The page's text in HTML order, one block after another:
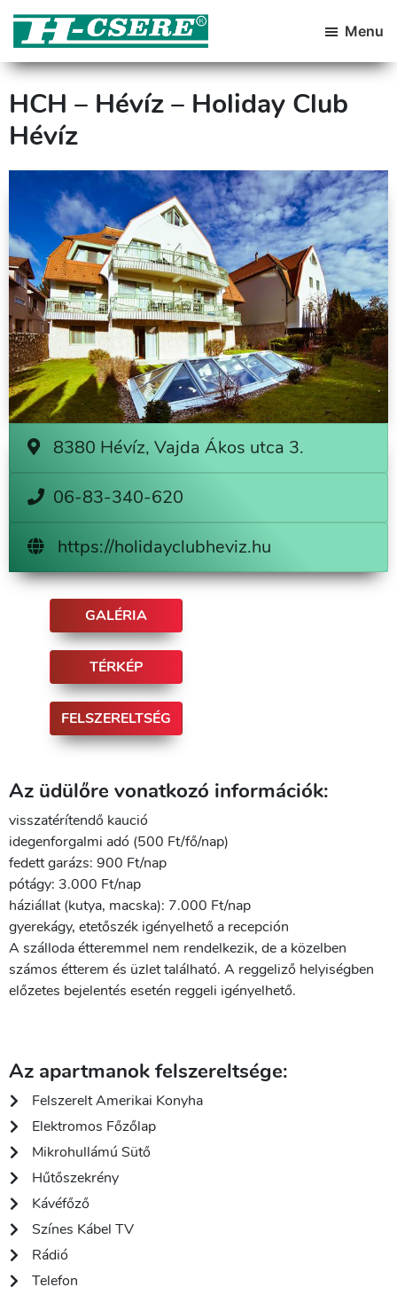
Skip
primary
navigation
Skip
main
content
H-
Csere
Hazai
Üdüléscseréket
Szervező
Kft
Menu
HCH – Hévíz – Holiday Club
Hévíz
8380 Hévíz, Vajda Ákos utca 3.
06-83-340-620
https://holidayclubheviz.hu
GALÉRIA
TÉRKÉP
FELSZERELTSÉG
Az üdülőre vonatkozó információk:
visszatérítendő kaució
idegenforgalmi adó (500 Ft/fő/nap)
fedett garázs: 900 Ft/nap
pótágy: 3.000 Ft/nap
háziállat (kutya, macska): 7.000 Ft/nap
gyerekágy, etetőszék igényelhető a recepción
A szálloda étteremmel nem rendelkezik, de a közelben
számos étterem és üzlet található. A reggeliző helyiségben
előzetes bejelentés esetén reggeli igényelhető.
Az apartmanok felszereltsége:
Felszerelt Amerikai Konyha
Elektromos Főzőlap
Mikrohullámú Sütő
Hűtőszekrény
Kávéfőző
Színes Kábel TV
Rádió
Telefon